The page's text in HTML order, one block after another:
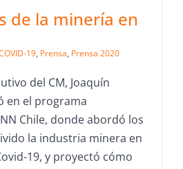
de la minería en
19, Prensa, Prensa 2020
del CM, Joaquín
en el programa
Chile, donde abordó los
la industria minera en
19, y proyectó cómo